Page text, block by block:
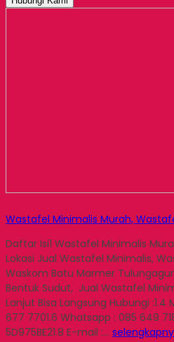
Wastafel Minimalis Murah,
Daftar Isi1 Wastafel Minimalis
Lokasi Jual Wastafel Minimalis,
Waskom Batu Marmer
Bentuk Sudut, Jual Wastafel
Lanjut Bisa Langsung Hubungi :1.4
677 7701.6 Whatsapp : 085 649
5D975BE21.8 E-mail :…